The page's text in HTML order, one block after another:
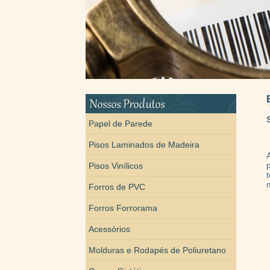
Papel de Parede
Pisos Laminados de Madeira
Pisos Vinílicos
Forros de PVC
Forros Forrorama
Acessórios
Molduras e Rodapés de Poliuretano